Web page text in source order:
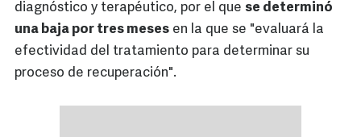
diagnóstico y terapéutico, por el que se determinó
una baja por tres meses en la que se "evaluará la
efectividad del tratamiento para determinar su
proceso de recuperación".